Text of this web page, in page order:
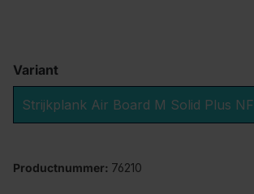
Variant
Strijkplank Air Board M Solid Plus NF
Productnummer: 76210